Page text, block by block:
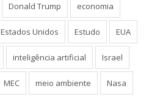
Donald Trump economia
Estados Unidos Estudo EUA
inteligência artificial Israel
MEC meio ambiente Nasa